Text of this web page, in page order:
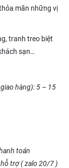
mãn những vị
tranh treo biệt
sạn…
hàng): 5 – 15
toán
trợ ( zalo 20/7 )